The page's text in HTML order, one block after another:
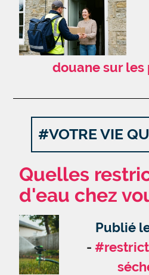
douane sur
#VOTRE VIE
Quelles
d'eau chez
Publié